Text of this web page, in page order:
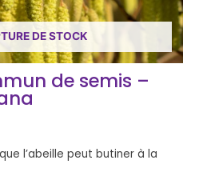
DE STOCK
de semis –
l’abeille peut butiner à la